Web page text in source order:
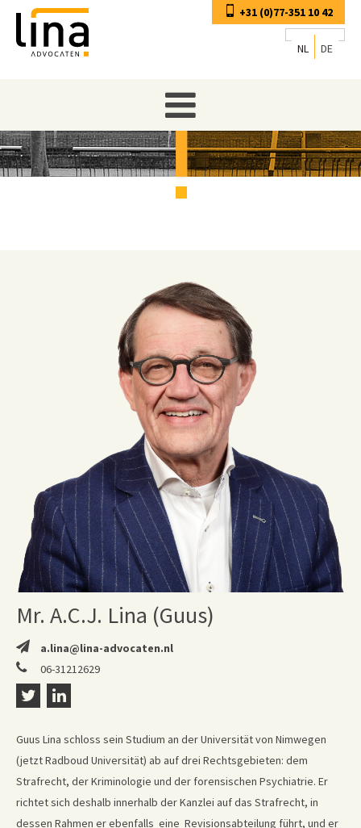
+31 (0)77-351 10 42
NL DE
Mr. A.C.J. Lina (Guus)
a.lina@lina-advocaten.nl
06-31212629
Guus Lina schloss sein Studium an der Universität von Nimwegen
(jetzt Radboud Universität) ab auf drei Rechtsgebieten: dem
Strafrecht, der Kriminologie und der forensischen Psychiatrie. Er
richtet sich deshalb innerhalb der Kanzlei auf das Strafrecht, in
dessen Rahmen er ebenfalls eine Revisionsabteilung führt, und er